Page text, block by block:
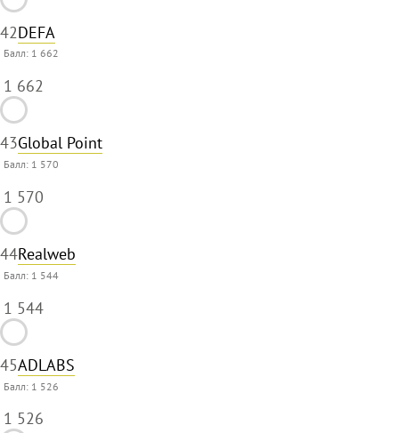
42DEFA
Балл: 1 662
1 662
43Global Point
Балл: 1 570
1 570
44Realweb
Балл: 1 544
1 544
45ADLABS
Балл: 1 526
1 526